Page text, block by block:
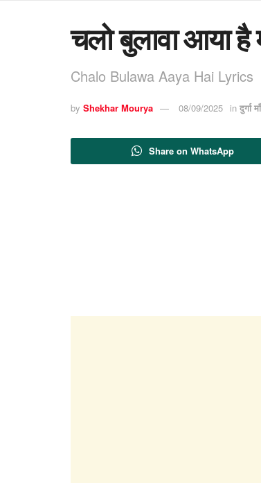
चलो बुलावा आया है
Chalo Bulawa Aaya Hai Lyrics
by Shekhar Mourya 08/09/2025 in दुर्गा
Share on WhatsApp